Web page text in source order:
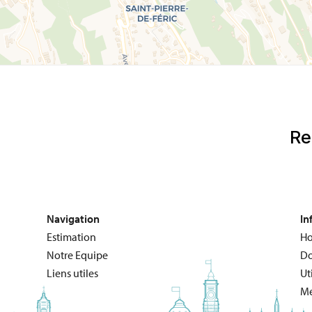
Navigation
Estimation
Notre Equipe
Liens utiles